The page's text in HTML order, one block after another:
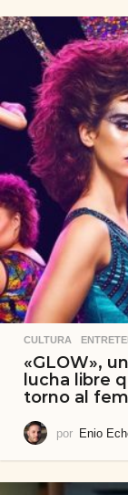
CULTURA ,
«GLOW»,
lucha libre
torno al
por Enio